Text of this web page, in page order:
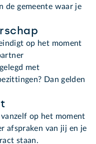
de gemeente waar je
op het moment
met
Dan gelden
op het moment
afspraken van jij en je
staan.